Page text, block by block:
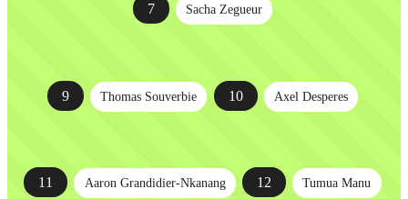
7 Sacha Zegueur
9 Thomas Souverbie 10 Axel Desperes
11 Aaron Grandidier-Nkanang 12 Tumua Manu